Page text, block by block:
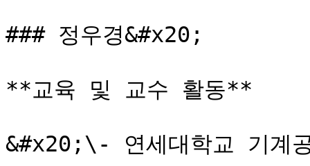
### 정우경&#x20;
**교육 및 교수 활동**
&#x20;\- 연세대학교 기계